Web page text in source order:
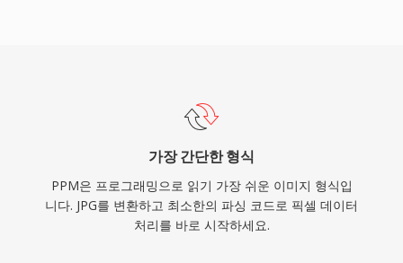
가장 간단한 형식
PPM은 프로그래밍으로 읽기 가장 쉬운 이미지 형식입
니다. JPG를 변환하고 최소한의 파싱 코드로 픽셀 데이터
처리를 바로 시작하세요.